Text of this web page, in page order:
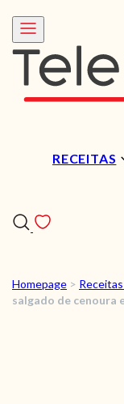
RECEITAS
Homepage >
salgado de cenoura